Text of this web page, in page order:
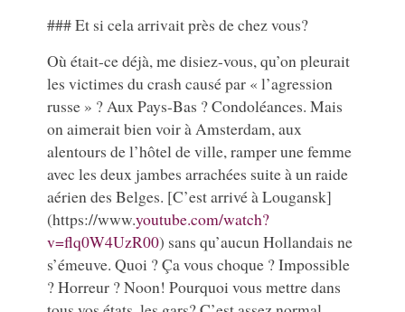
### Et si cela arrivait près de chez vous?
Où était-ce déjà, me disiez-vous, qu’on pleurait
les victimes du crash causé par « l’agression
russe » ? Aux Pays-Bas ? Condoléances. Mais
on aimerait bien voir à Amsterdam, aux
alentours de l’hôtel de ville, ramper une femme
avec les deux jambes arrachées suite à un raide
aérien des Belges. [C’est arrivé à Lougansk]
(https://www.youtube.com/watch?
v=flq0W4UzR00) sans qu’aucun Hollandais ne
s’émeuve. Quoi ? Ça vous choque ? Impossible
? Horreur ? Noon! Pourquoi vous mettre dans